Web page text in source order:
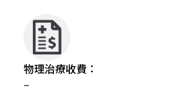
物理治療收費：
–